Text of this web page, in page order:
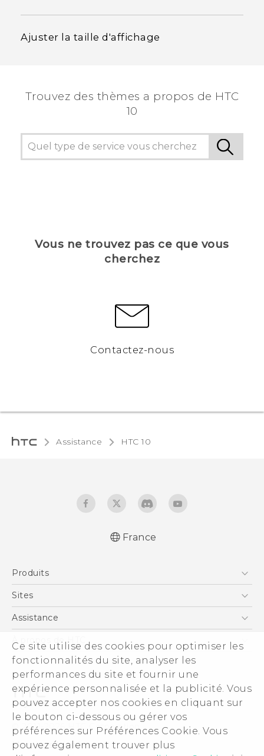
Ce site utilise des cookies pour optimiser les
fonctionnalités du site, analyser les
performances du site et fournir une
expérience personnalisée et la publicité. Vous
pouvez accepter nos cookies en cliquant sur
le bouton ci-dessous ou gérer vos
préférences sur Préférences Cookie. Vous
pouvez également trouver plus
Ajuster la taille d'affichage
Trouvez des thèmes a propos de HTC
10
Vous ne trouvez pas ce que vous
cherchez
Contactez-nous
Assistance HTC 10‎
réglementation
English - Safety and regulatory guide
France
Produits
Smartphones
Vive
Accessoires
Sites
HTC Vive
HTC Pro
Assistance
eCommerce Support
À propos de HTC
ESG
Informations sur la société
Sécurité du produit
Politique de confidentialité
Cookie Preferences
Carrières
© 2011-2026 HTC Corporation
Mentions Légales